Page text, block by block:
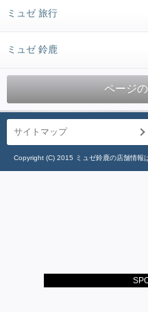
ミュゼ 旅行
ミュゼ 鈴鹿
ページ
サイトマップ
Copyright (C) 2015 ミュゼ鈴鹿の店舗情